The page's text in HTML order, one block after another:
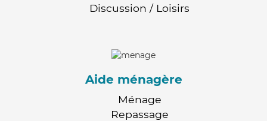
Discussion / Loisirs
Aide ménagère
Ménage
Repassage